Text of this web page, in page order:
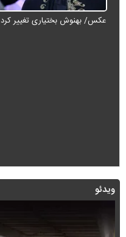
عکس/ بهنوش بختیاری تغییر کرد
ویدئو